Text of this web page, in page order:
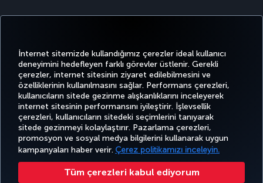
İnternet sitemizde kullandığımız çerezler ideal kullanıcı
deneyimini hedefleyen farklı görevler üstlenir. Gerekli
çerezler, internet sitesinin ziyaret edilebilmesini ve
özelliklerinin kullanılmasını sağlar. Performans çerezleri,
kullanıcıların sitede gezinme alışkanlıklarını inceleyerek
internet sitesinin performansını iyileştirir. İşlevsellik
çerezleri, kullanıcıların sitedeki seçimlerini tanıyarak
sitede gezinmeyi kolaylaştırır. Pazarlama çerezleri,
promosyon ve sosyal medya bilgilerini kullanarak uygun
kampanyaları haber verir. Çerez politikamızı inceleyin.
Tüm çerezleri kabul ediyorum
TwitterFacebook
Instagram
YoutubeLinkedIn
TiktokBlogPinterest
BİLET
AL VE
YÖNET
DENEYİM
FIRSATLAR
VE UÇUŞ
NOKTALARI
YARDIM MILES&SMILES